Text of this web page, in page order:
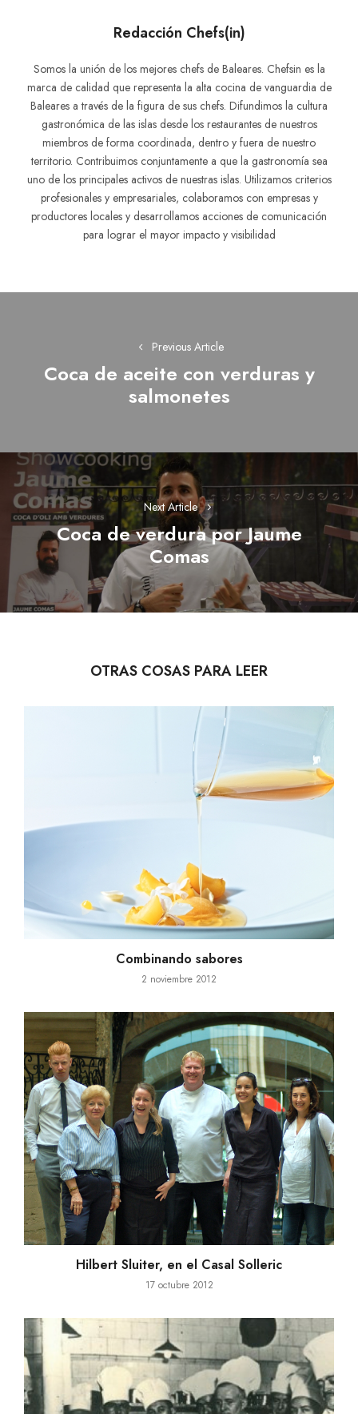
Redacción Chefs(in)
Somos la unión de los mejores chefs de Baleares. Chefsin es la
marca de calidad que representa la alta cocina de vanguardia de
Baleares a través de la figura de sus chefs. Difundimos la cultura
gastronómica de las islas desde los restaurantes de nuestros
miembros de forma coordinada, dentro y fuera de nuestro
territorio. Contribuimos conjuntamente a que la gastronomía sea
uno de los principales activos de nuestras islas. Utilizamos criterios
profesionales y empresariales, colaboramos con empresas y
productores locales y desarrollamos acciones de comunicación
para lograr el mayor impacto y visibilidad
entradas
Previous Article
Previous
post:
Coca de aceite con verduras y
salmonetes
Next Article
Next
post:
Coca de verdura por Jaume
Comas
OTRAS COSAS PARA LEER
Combinando sabores
2 noviembre 2012
Hilbert Sluiter, en el Casal Solleric
17 octubre 2012